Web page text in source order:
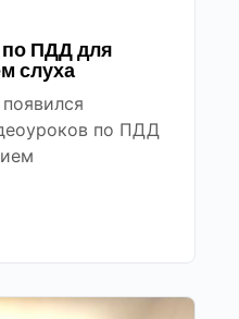
ПДД для
слуха
по ПДД